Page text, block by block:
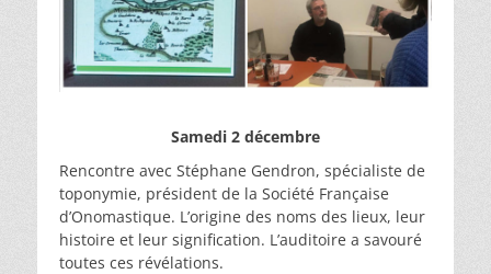
Samedi 2 décembre
Rencontre avec Stéphane Gendron, spécialiste de
toponymie, président de la Société Française
d’Onomastique. L’origine des noms des lieux, leur
histoire et leur signification. L’auditoire a savouré
toutes ces révélations.